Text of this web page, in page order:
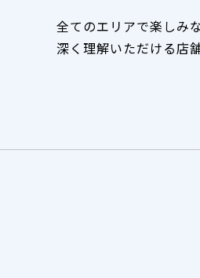
全てのエリアで楽しみ
深く理解いただける店